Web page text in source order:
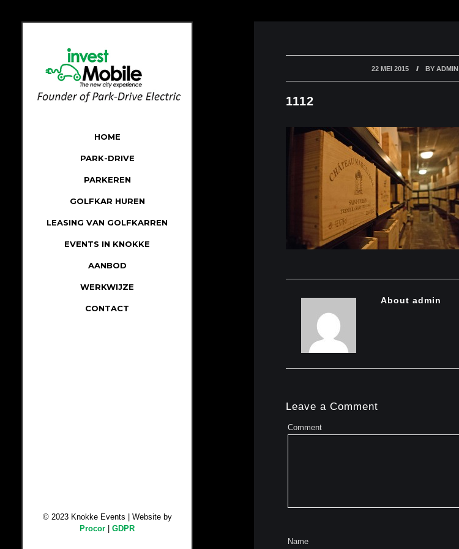
HOME
PARK-DRIVE
PARKEREN
GOLFKAR HUREN
LEASING VAN GOLFKARREN
EVENTS IN KNOKKE
AANBOD
WERKWIJZE
CONTACT
© 2023 Knokke Events | Website by
Procor
GDPR
22 MEI 2015 BY ADMIN
1112
About admin
Leave a Comment
Comment
Name